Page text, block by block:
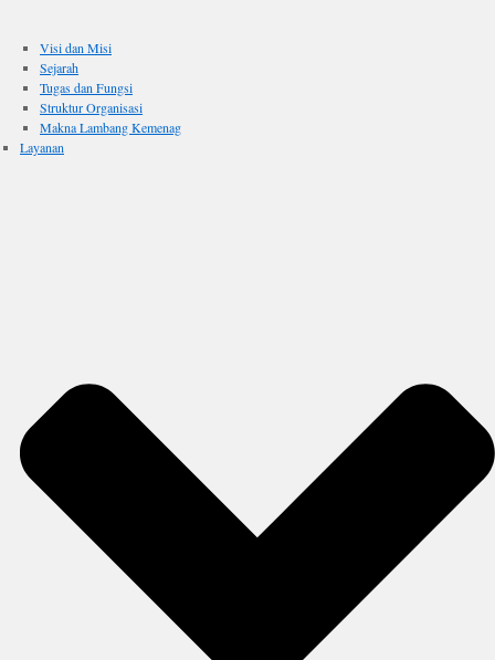
Visi dan Misi
Sejarah
Tugas dan Fungsi
Struktur Organisasi
Makna Lambang Kemenag
Layanan